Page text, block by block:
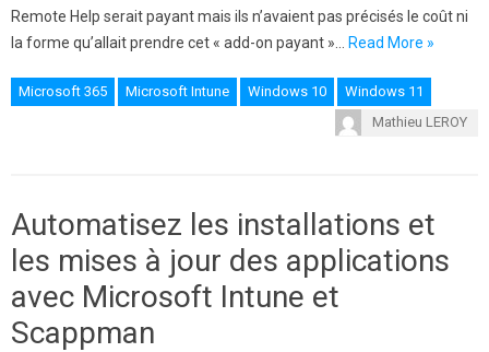
Remote Help serait payant mais ils n’avaient pas précisés le coût ni
la forme qu’allait prendre cet « add-on payant »…
Read More »
Microsoft 365 Microsoft Intune Windows 10
Windows 11
Mathieu LEROY
Automatisez les installations et
les mises à jour des applications
avec Microsoft Intune et
Scappman